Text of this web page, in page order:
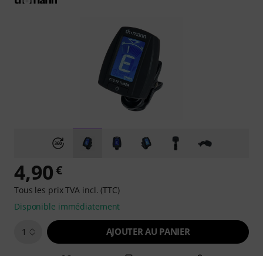
4,90€
Tous les prix TVA incl. (TTC)
Disponible immédiatement
1 AJOUTER AU PANIER